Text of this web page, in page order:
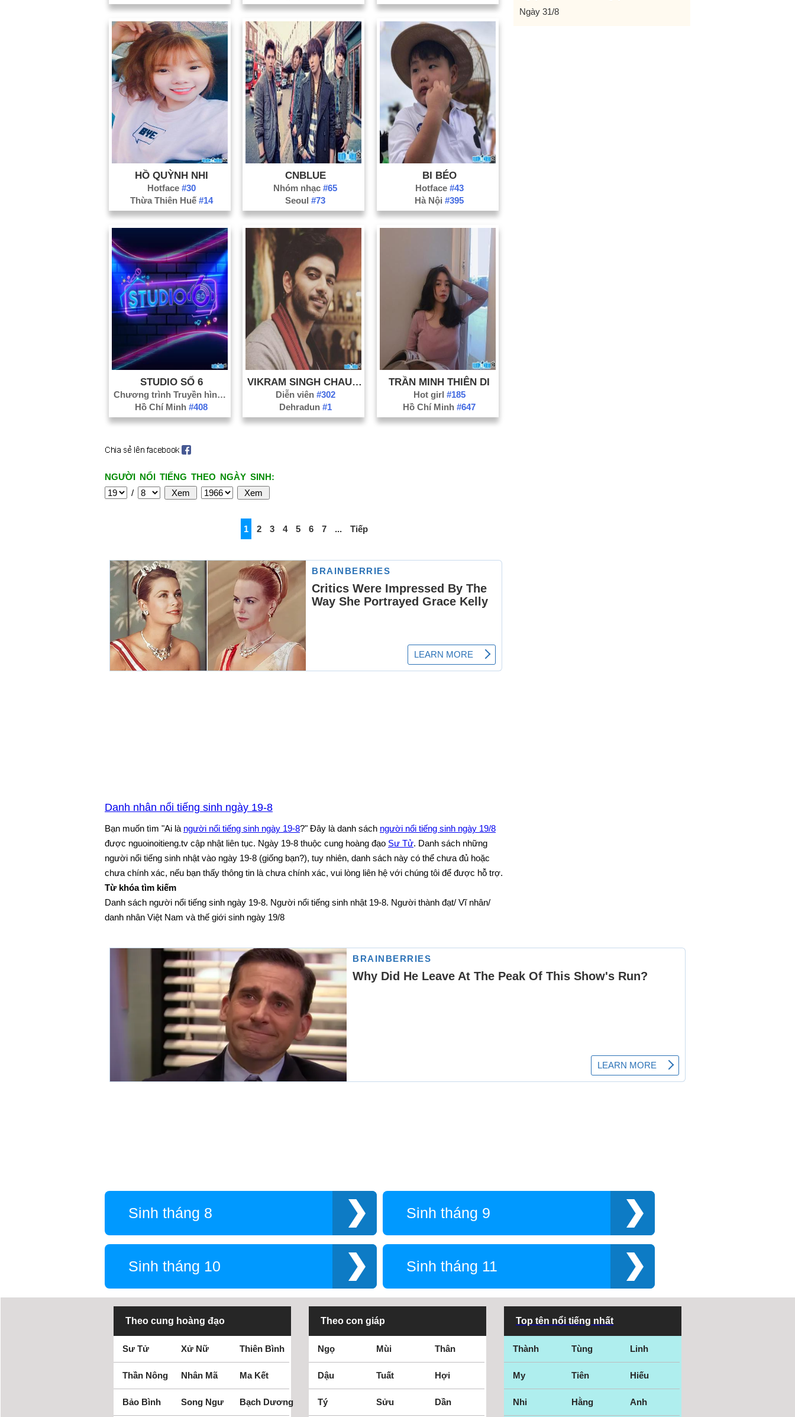
HỒ QUỲNH NHI
Hotface #30
Thừa Thiên Huế #14
CNBLUE
Nhóm nhạc#65
Seoul#73
BI BÉO
Hotface #43
Hà Nội#395
STUDIO SỐ 6
Chương trình Truyền hình#82
Hồ Chí Minh#408
Diễn viên #302
Dehradun #1
TRẦN MINH THIÊN DI
Hot girl #185
Hồ Chí Minh#647
NGƯỜI NỔI TIẾNG THEO NGÀY SINH:
/
1 2 3 4 5 6 7 ... Tiếp
Danh nhân nổi tiếng sinh ngày 19-8
Bạn muốn tìm "Ai là người nổi tiếng sinh ngày 19-8?" Đây là danh sách người nổi tiếng sinh ngày 19/8
được nguoinoitieng.tv cập nhật liên tục. Ngày 19-8 thuộc cung hoàng đạo Sư Tử. Danh sách những
người nổi tiếng sinh nhật vào ngày 19-8 (giống bạn?), tuy nhiên, danh sách này có thể chưa đủ hoặc
chưa chính xác, nếu bạn thấy thông tin là chưa chính xác, vui lòng liên hệ với chúng tôi để được hỗ trợ.
Từ khóa tìm kiếm
Danh sách người nổi tiếng sinh ngày 19-8. Người nổi tiếng sinh nhật 19-8. Người thành đạt/ Vĩ nhân/
danh nhân Việt Nam và thế giới sinh ngày 19/8
Ngày 31/8
Sinh tháng 8 Sinh tháng 9
Sinh tháng 10 Sinh tháng 11
Theo cung hoàng đạo
Sư Tử Xử Nữ Thiên Bình
Thần Nông Nhân Mã Ma Kết
Bảo Bình Song Ngư Bạch Dương
Theo con giáp
Ngọ Mùi Thân
Dậu Tuất Hợi
Tý Sửu Dần
Top tên nổi tiếng nhất
Thành Tùng Linh
My Tiên Hiếu
Nhi Hằng Anh